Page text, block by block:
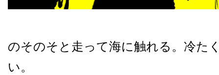
のそのそと走って海に触れる。冷た
い。